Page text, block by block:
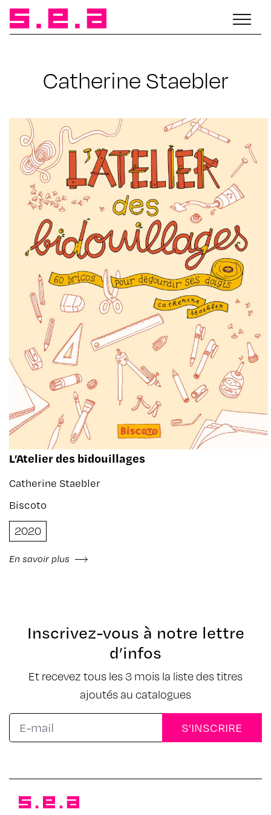
Catherine Staebler
L’Atelier des bidouillages
Catherine Staebler
Biscoto
2020
En savoir plus
Inscrivez-vous à notre lettre
d’infos
Et recevez tous les 3 mois la liste des titres
ajoutés au catalogues